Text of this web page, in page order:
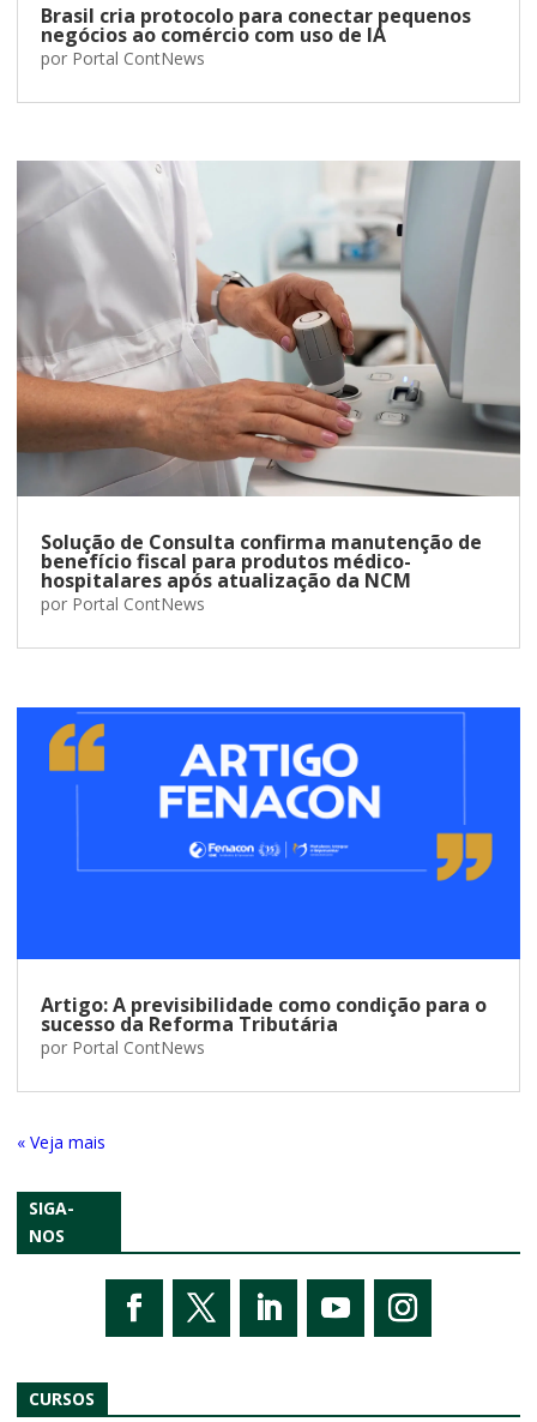
Brasil cria protocolo para conectar pequenos
negócios ao comércio com uso de IA
por Portal ContNews
Solução de Consulta confirma manutenção de
benefício fiscal para produtos médico-
hospitalares após atualização da NCM
por Portal ContNews
Artigo: A previsibilidade como condição para o
sucesso da Reforma Tributária
por Portal ContNews
« Entradas Antigas
SIGA-
NOS
CURSOS